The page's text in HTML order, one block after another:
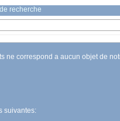
recherche
ne correspond a aucun objet de
suivantes: